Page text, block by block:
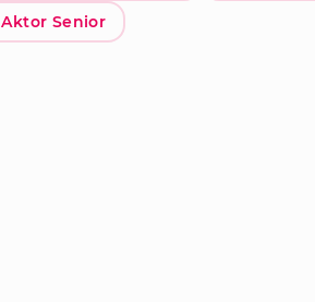
Aktor Senior